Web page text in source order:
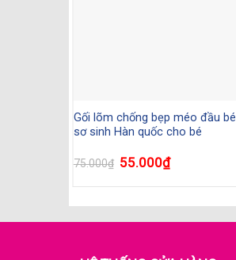
Gối lõm chống bẹp méo đầu bé
sơ sinh Hàn quốc cho bé
75.000₫ 55.000₫